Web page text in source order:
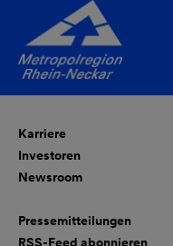
Karriere
Investoren
Newsroom
Pressemitteilungen
RSS-Feed abonnieren